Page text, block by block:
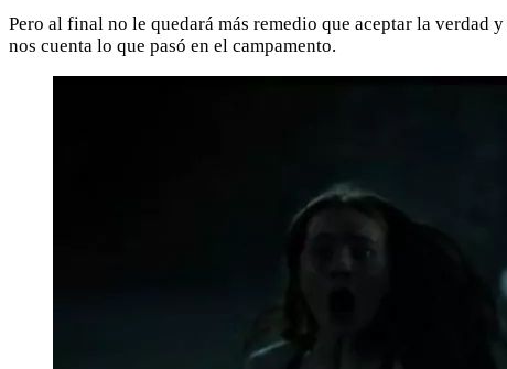
Pero al final no le quedará más remedio que aceptar la
nos cuenta lo que pasó en el campamento.